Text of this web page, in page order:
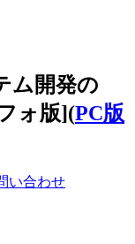
ム開発の
ォ版](PC版
い合わせ